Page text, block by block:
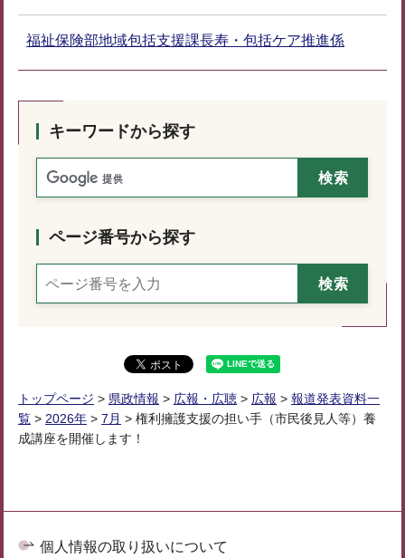
福祉保険部地域包括支援課長寿・包括ケア推進係
キーワードから探す
ページ番号から探す
トップページ > 県政情報 > 広報・広聴 > 広報 > 報道発表資料一
覧 > 2026年 > 7月 > 権利擁護支援の担い手（市民後見人等）養
成講座を開催します！
個人情報の取り扱いについて